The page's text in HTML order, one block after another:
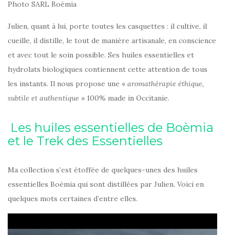
Photo SARL Boèmia
Julien, quant à lui, porte toutes les casquettes : il cultive, il
cueille, il distille, le tout de manière artisanale, en conscience
et avec tout le soin possible. Ses huiles essentielles et
hydrolats biologiques contiennent cette attention de tous
les instants. Il nous propose une « aromathérapie éthique,
subtile et authentique » 100% made in Occitanie.
Les huiles essentielles de Boèmia
et le Trek des Essentielles
Ma collection s’est étoffée de quelques-unes des huiles
essentielles Boèmia qui sont distillées par Julien. Voici en
quelques mots certaines d’entre elles.